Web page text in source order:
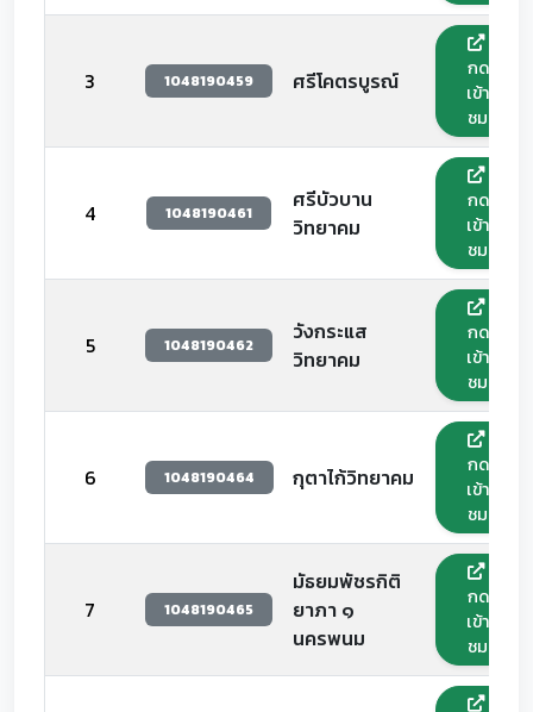
3 1048190459 ศรีโคตรบูรณ์
กด
เข้า
ชม
4 1048190461
ศรีบัวบาน
วิทยาคม
กด
เข้า
ชม
5 1048190462
วังกระแส
วิทยาคม
กด
เข้า
ชม
6 1048190464 กุตาไก้วิทยาคม
กด
เข้า
ชม
7 1048190465
มัธยมพัชรกิติ
ยาภา ๑
นครพนม
กด
เข้า
ชม